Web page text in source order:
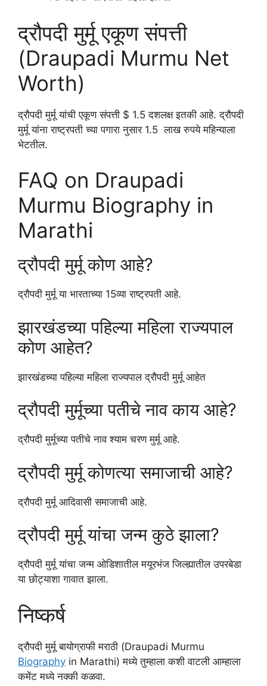
द्रौपदी मुर्मू एकूण संपत्ती
(Draupadi Murmu Net
Worth)
द्रौपदी मुर्मू यांची एकूण संपत्ती $ 1.5 दशलक्ष इतकी आहे. द्रौपदी
मुर्मू यांना राष्ट्रपती च्या पगारा नुसार 1.5 लाख रुपये महिन्याला
भेटतील.
FAQ on Draupadi
Murmu Biography in
Marathi
द्रौपदी मुर्मू कोण आहे?
द्रौपदी मुर्मू या भारताच्या 15व्या राष्ट्रपती आहे.
झारखंडच्या पहिल्या महिला राज्यपाल
कोण आहेत?
झारखंडच्या पहिल्या महिला राज्यपाल द्रौपदी मुर्मू आहेत
द्रौपदी मुर्मूच्या पतीचे नाव काय आहे?
द्रौपदी मुर्मूच्या पतीचे नाव श्याम चरण मुर्मू आहे.
द्रौपदी मुर्मू कोणत्या समाजाची आहे?
द्रौपदी मुर्मू आदिवासी समाजाची आहे.
द्रौपदी मुर्मू यांचा जन्म कुठे झाला?
द्रौपदी मुर्मू यांचा जन्म ओडिशातील मयूरभंज जिल्ह्यातील उपरबेडा
या छोट्याशा गावात झाला.
निष्कर्ष
द्रौपदी मुर्मू बायोग्राफी मराठी (Draupadi Murmu
Biography in Marathi) मध्ये तुम्हाला कशी वाटली आम्हाला
कमेंट मध्ये नक्की कळवा.